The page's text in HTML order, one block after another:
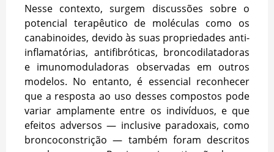
Nesse contexto, surgem discussões sobre o
potencial terapêutico de moléculas como os
canabinoides, devido às suas propriedades anti-
inflamatórias, antifibróticas, broncodilatadoras
e imunomoduladoras observadas em outros
modelos. No entanto, é essencial reconhecer
que a resposta ao uso desses compostos pode
variar amplamente entre os indivíduos, e que
efeitos adversos — inclusive paradoxais, como
broncoconstrição — também foram descritos